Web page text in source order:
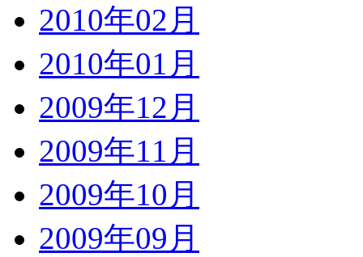
2010年02月
2010年01月
2009年12月
2009年11月
2009年10月
2009年09月